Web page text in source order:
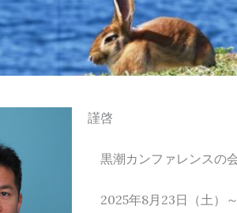
謹啓
黒潮カンファレンスの
2025年8月23日（土）